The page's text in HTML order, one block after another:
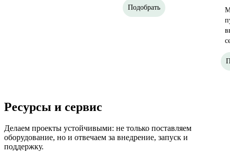
Подобрать
Ресурсы и сервис
Делаем проекты устойчивыми: не только поставляем
оборудование, но и отвечаем за внедрение, запуск и
поддержку.